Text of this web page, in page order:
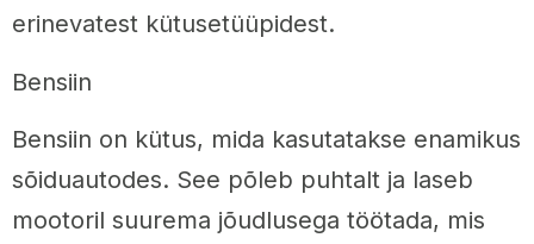
erinevatest kütusetüüpidest.
Bensiin
Bensiin on kütus, mida kasutatakse enamikus
sõiduautodes. See põleb puhtalt ja laseb
mootoril suurema jõudlusega töötada, mis